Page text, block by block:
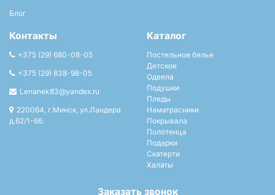
Блог
Контакты
+375 (29) 680-08-05
+375 (29) 838-98-05
Lenanek83@yandex.ru
220064, г.Минск, ул.Ландера
д.62/1-66.
Каталог
Постельное белье
Детское
Одеяла
Подушки
Пледы
Наматрасники
Покрывала
Полотенца
Подарки
Скатерти
Халаты
Заказать звонок